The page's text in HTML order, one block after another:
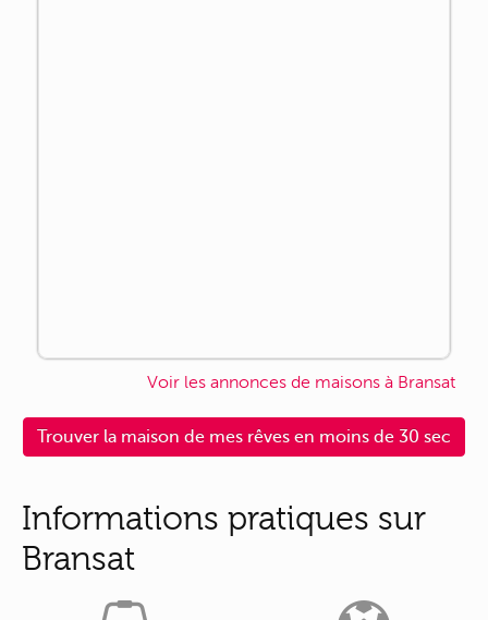
Voir les annonces de maisons à Bransat
Trouver la maison de mes rêves en moins de 30 sec
Informations pratiques sur
Bransat